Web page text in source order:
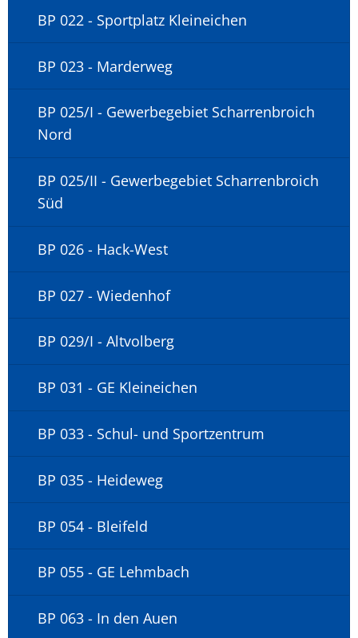
BP 022 - Sportplatz Kleineichen
BP 023 - Marderweg
BP 025/I - Gewerbegebiet Scharrenbroich
Nord
BP 025/II - Gewerbegebiet Scharrenbroich
Süd
BP 026 - Hack-West
BP 027 - Wiedenhof
BP 029/I - Altvolberg
BP 031 - GE Kleineichen
BP 033 - Schul- und Sportzentrum
BP 035 - Heideweg
BP 054 - Bleifeld
BP 055 - GE Lehmbach
BP 063 - In den Auen